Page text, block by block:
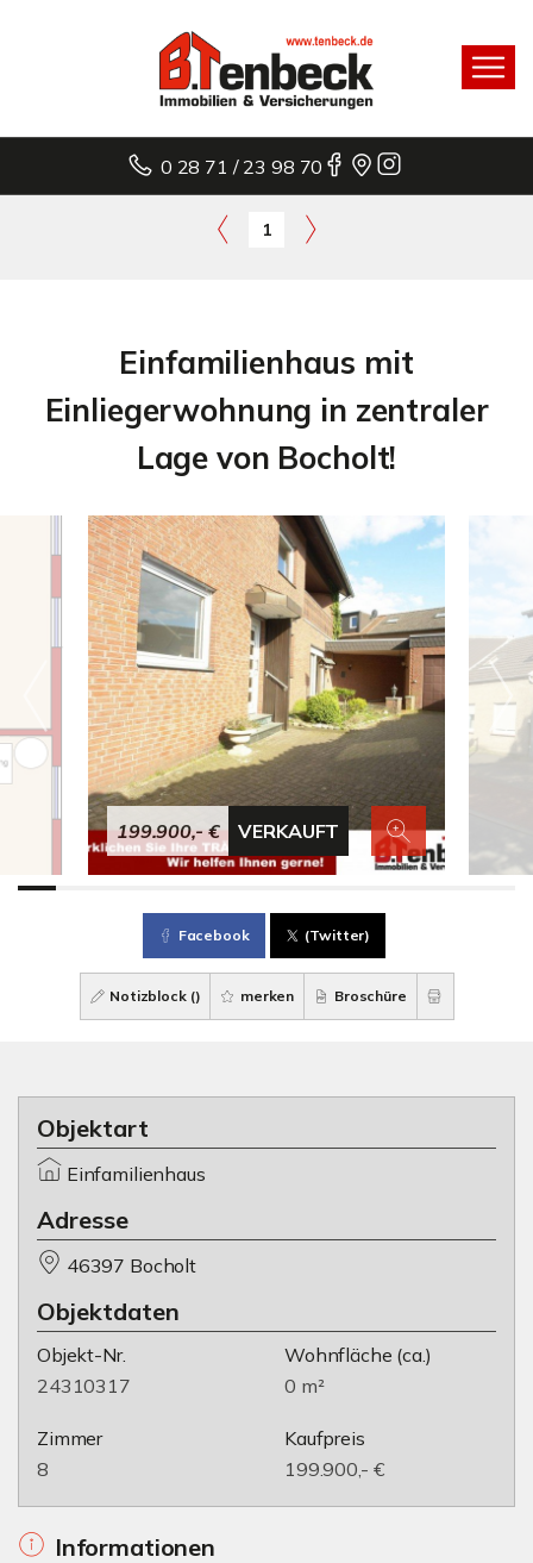
0 28 71 / 23 98 70
1
Einfamilienhaus mit
Einliegerwohnung in zentraler
Lage von Bocholt!
199.900,- € VERKAUFT
Facebook (Twitter)
Notizblock () merken Broschüre
Objektart
Einfamilienhaus
Adresse
46397 Bocholt
Objektdaten
Objekt-Nr.
24310317
Wohnfläche (ca.)
0 m²
Zimmer
8
Kaufpreis
199.900,- €
Informationen